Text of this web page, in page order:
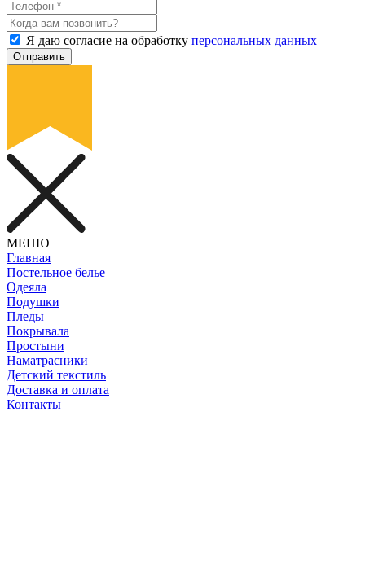
Я даю согласие на обработку персональных данных
Отправить
МЕНЮ
Главная
Постельное белье
Одеяла
Подушки
Пледы
Покрывала
Простыни
Наматрасники
Детский текстиль
Доставка и оплата
Контакты